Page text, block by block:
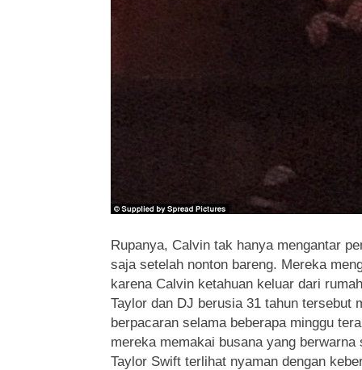
Rupanya, Calvin tak hanya mengantar
saja setelah nonton bareng. Mereka
karena Calvin ketahuan keluar dari
Taylor dan DJ berusia 31 tahun tersebut
berpacaran selama beberapa minggu
mereka memakai busana yang
Taylor Swift terlihat nyaman dengan